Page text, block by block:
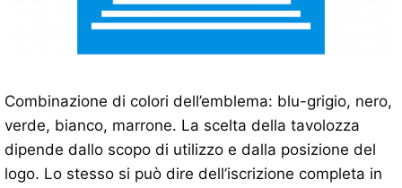
Combinazione di colori dell’emblema: blu-grigio, nero,
verde, bianco, marrone. La scelta della tavolozza
dipende dallo scopo di utilizzo e dalla posizione del
logo. Lo stesso si può dire dell’iscrizione completa in